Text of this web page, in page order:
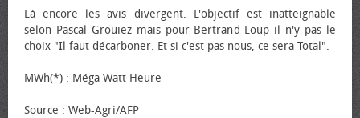
Là encore les avis divergent. L'objectif est inatteignable
selon Pascal Grouiez mais pour Bertrand Loup il n'y pas le
choix "Il faut décarboner. Et si c'est pas nous, ce sera Total".
MWh(*) : Méga Watt Heure
Source : Web-Agri/AFP